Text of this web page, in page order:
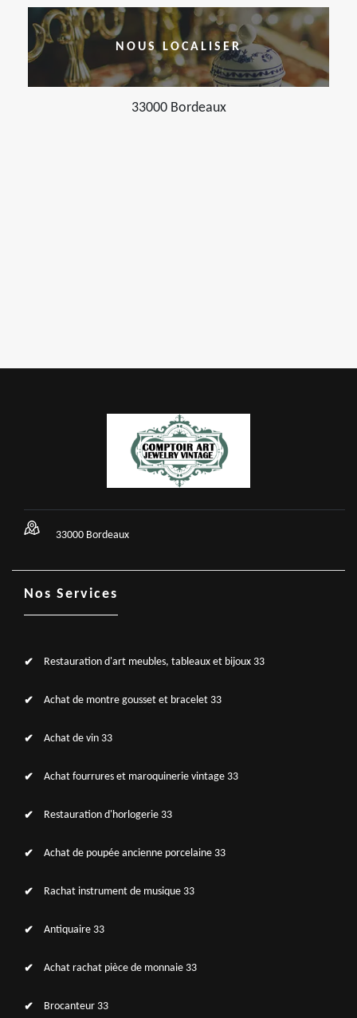
NOUS LOCALISER
33000 Bordeaux
33000 Bordeaux
Nos Services
Restauration d'art meubles, tableaux et bijoux 33
Achat de montre gousset et bracelet 33
Achat de vin 33
Achat fourrures et maroquinerie vintage 33
Restauration d'horlogerie 33
Achat de poupée ancienne porcelaine 33
Rachat instrument de musique 33
Antiquaire 33
Achat rachat pièce de monnaie 33
Brocanteur 33